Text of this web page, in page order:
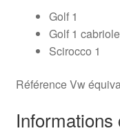
Golf 1
Golf 1
Scirocco 1
Référence Vw